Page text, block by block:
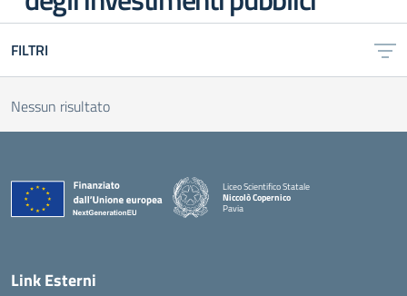
FILTRI
Nessun risultato
Liceo Scientifico Statale
Niccolò Copernico
Pavia
Link Esterni